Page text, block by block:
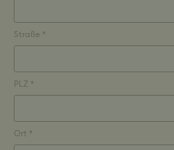
Straße *
PLZ *
Ort *